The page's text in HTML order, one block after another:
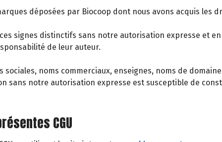
déposées par Biocoop dont nous avons acquis les
signes distinctifs sans notre autorisation expresse et
de leur auteur.
noms commerciaux, enseignes, noms de
sans notre autorisation expresse est susceptible de
CGU